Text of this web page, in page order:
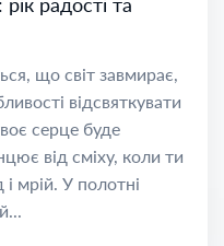
що світ завмирає,
відсвяткувати
серце буде
від сміху, коли ти
мрій. У полотні